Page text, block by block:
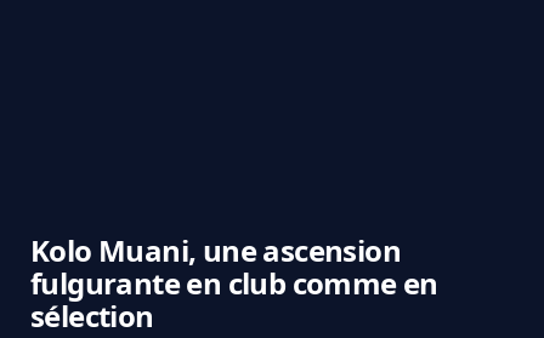
Kolo Muani, une ascension
fulgurante en club comme en
sélection